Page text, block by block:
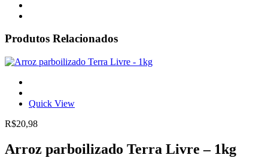
Produtos Relacionados
Quick View
R$20,98
Arroz parboilizado Terra Livre – 1kg